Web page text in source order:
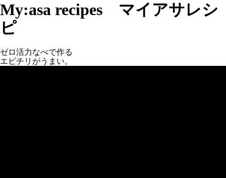
My:asa recipes マイアサレシ
ピ
ゼロ活力なべで作る
エビチリがうまい。